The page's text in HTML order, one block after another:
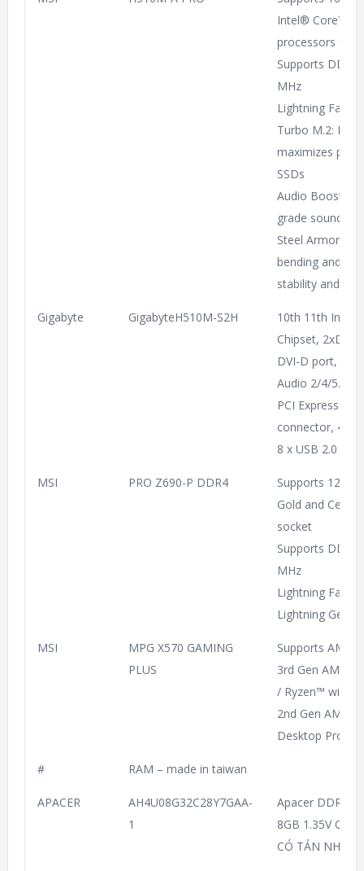
Intel® Core™,
processors for
Supports
MHz
Lightning Fast
Turbo M.2:
maximizes
SSDs
Audio Boost:
grade sound
Steel Armor:
bending and
stability and
Gigabyte GigabyteH510M-S2H
10th 11th Intel
Chipset,
DVI-D port, 1 x
Audio 2/4/5.1/
PCI Express
connector, 4 x
8 x USB 2.0
MSI PRO Z690-P DDR4
Supports 12th
Gold and
socket
Supports
MHz
Lightning Fast
Lightning Gen4
MSI
MPG X570 GAMING
PLUS
Supports AMD
3rd Gen AMD
/ Ryzen™ with
2nd Gen AMD
Desktop
# RAM – made in taiwan
APACER
AH4U08G32C28Y7GAA-
1
Apacer DDR4
8GB 1.35V OC
CÓ TẢN NHIỆT